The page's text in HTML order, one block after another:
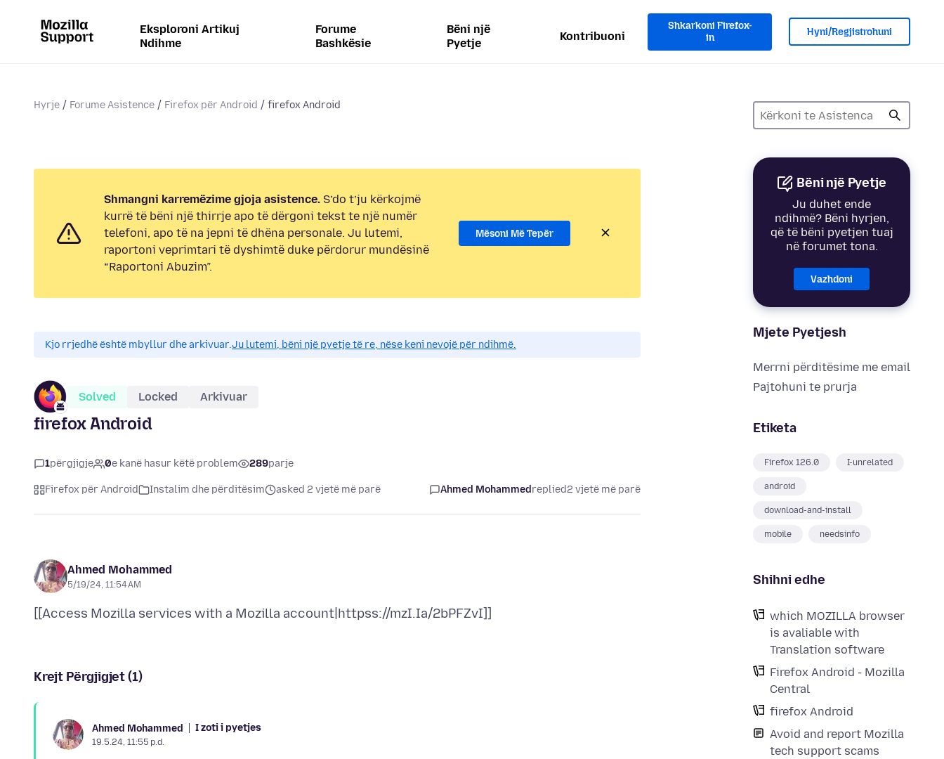
Eksploroni Artikuj
Ndihme
Forume
Bashkësie
Bëni një
Pyetje
Kontribuoni
Shkarkoni Firefox-
in
Hyni/Regjistrohuni
Hyrje Forume Asistence Firefox për Android firefox Android
Bëni një Pyetje
Ju duhet ende
ndihmë? Bëni hyrjen,
që të bëni pyetjen tuaj
në forumet tona.
Vazhdoni
Mjete Pyetjesh
Merrni përditësime me email
Pajtohuni te prurja
Etiketa
Firefox 126.0 I-unrelated
android
download-and-install
mobile needsinfo
Shihni edhe
which MOZILLA browser
is avaliable with
Translation software
Firefox Android - Mozilla
Central
firefox Android
Avoid and report Mozilla
tech support scams
Shmangni karremëzime gjoja asistence. S’do t’ju kërkojmë
kurrë të bëni një thirrje apo të dërgoni tekst te një numër
telefoni, apo të na jepni të dhëna personale. Ju lutemi,
raportoni veprimtari të dyshimtë duke përdorur mundësinë
“Raportoni Abuzim”.
Mësoni Më Tepër
Kjo rrjedhë është mbyllur dhe arkivuar.Ju lutemi, bëni një pyetje të re, nëse keni nevojë për ndihmë.
Solved Locked Arkivuar
firefox Android
1përgjigje 0e kanë hasur këtë problem 289parje
Firefox për Android Instalim dhe përditësim asked 2 vjetë më parë Ahmed Mohammedreplied2 vjetë më parë
Ahmed Mohammed
5/19/24, 11:54 AM
Krejt Përgjigjet (1)
Ahmed Mohammed I zoti i pyetjes
19.5.24, 11:55 p.d.